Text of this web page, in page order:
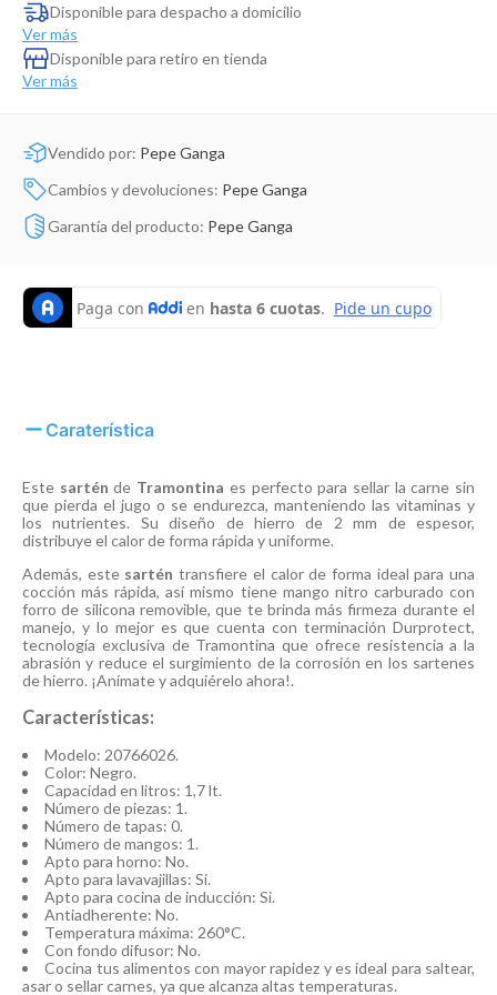
Disponible para despacho a domicilio
Ver más
Disponible para retiro en tienda
Ver más
Vendido por: Pepe Ganga
Cambios y devoluciones: Pepe Ganga
Garantía del producto: Pepe Ganga
Caraterística
Este sartén de Tramontina es perfecto para sellar la carne sin
que pierda el jugo o se endurezca, manteniendo las vitaminas y
los nutrientes. Su diseño de hierro de 2 mm de espesor,
distribuye el calor de forma rápida y uniforme.
Además, este sartén transfiere el calor de forma ideal para una
cocción más rápida, así mismo tiene mango nitro carburado con
forro de silicona removible, que te brinda más firmeza durante el
manejo, y lo mejor es que cuenta con terminación Durprotect,
tecnología exclusiva de Tramontina que ofrece resistencia a la
abrasión y reduce el surgimiento de la corrosión en los sartenes
de hierro. ¡Anímate y adquiérelo ahora!.
Características:
Modelo: 20766026.
Color: Negro.
Capacidad en litros: 1,7 lt.
Número de piezas: 1.
Número de tapas: 0.
Número de mangos: 1.
Apto para horno: No.
Apto para lavavajillas: Si.
Apto para cocina de inducción: Si.
Antiadherente: No.
Temperatura máxima: 260°C.
Con fondo difusor: No.
Cocina tus alimentos con mayor rapidez y es ideal para saltear,
asar o sellar carnes, ya que alcanza altas temperaturas.
Dinosaurio Juguete